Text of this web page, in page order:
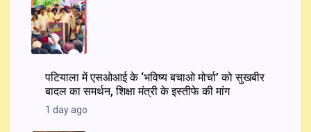
पटियाला में एसओआई के ‘भविष्य बचाओ मोर्चा’ को सुखबीर
बादल का समर्थन, शिक्षा मंत्री के इस्तीफे की मांग
1 day ago